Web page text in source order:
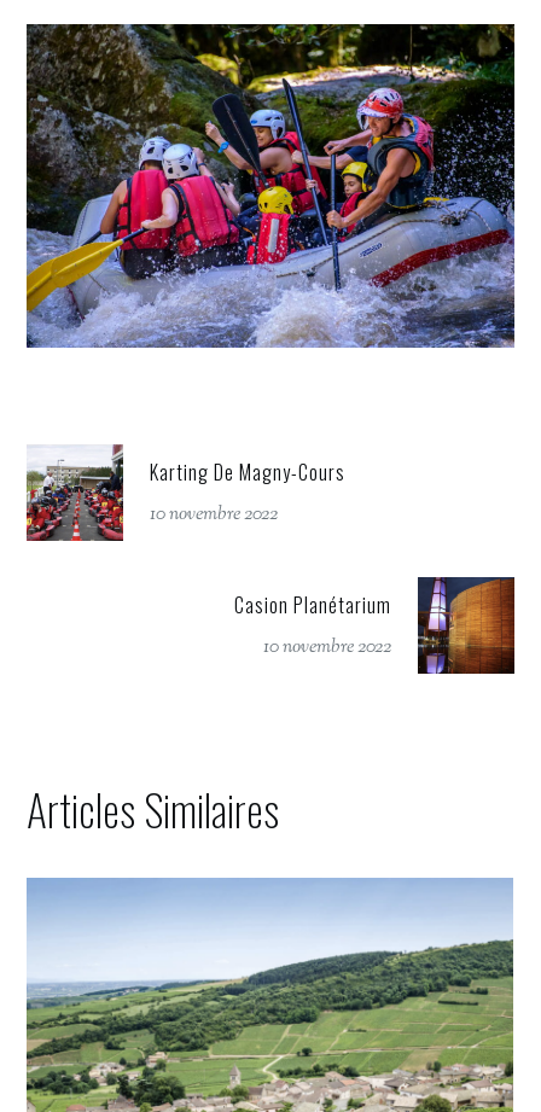
Karting De Magny-Cours
10 novembre 2022
Casion Planétarium
10 novembre 2022
Articles Similaires